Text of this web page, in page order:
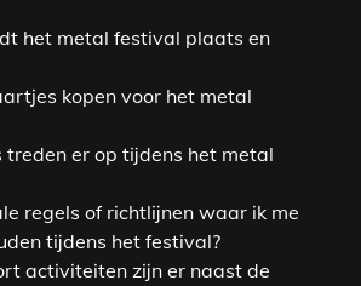
het metal festival plaats en
kopen voor het metal
treden er op tijdens het metal
regels of richtlijnen waar ik me
tijdens het festival?
activiteiten zijn er naast de